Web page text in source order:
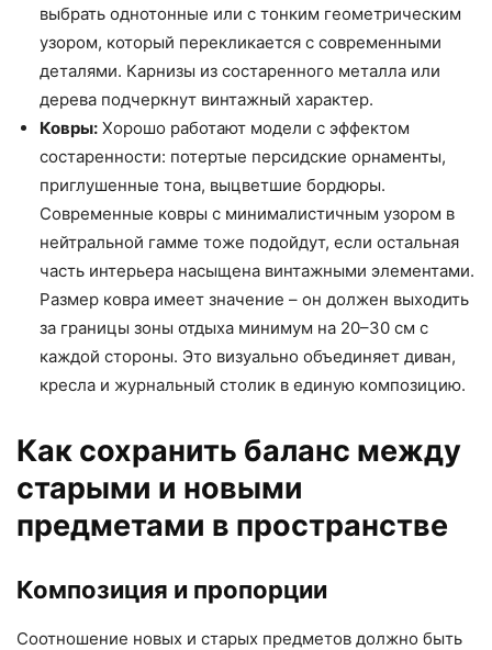
выбрать однотонные или с тонким геометрическим
узором, который перекликается с современными
деталями. Карнизы из состаренного металла или
дерева подчеркнут винтажный характер.
Ковры: Хорошо работают модели с эффектом
состаренности: потертые персидские орнаменты,
приглушенные тона, выцветшие бордюры.
Современные ковры с минималистичным узором в
нейтральной гамме тоже подойдут, если остальная
часть интерьера насыщена винтажными элементами.
Размер ковра имеет значение – он должен выходить
за границы зоны отдыха минимум на 20–30 см с
каждой стороны. Это визуально объединяет диван,
кресла и журнальный столик в единую композицию.
Как сохранить баланс между
старыми и новыми
предметами в пространстве
Композиция и пропорции
Соотношение новых и старых предметов должно быть